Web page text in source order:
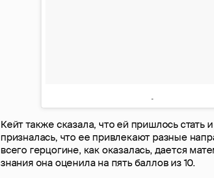
Кейт также сказала, что ей пришлось стать
призналась, что ее привлекают разные
всего герцогине, как оказалась, дается
знания она оценила на пять баллов из 10.